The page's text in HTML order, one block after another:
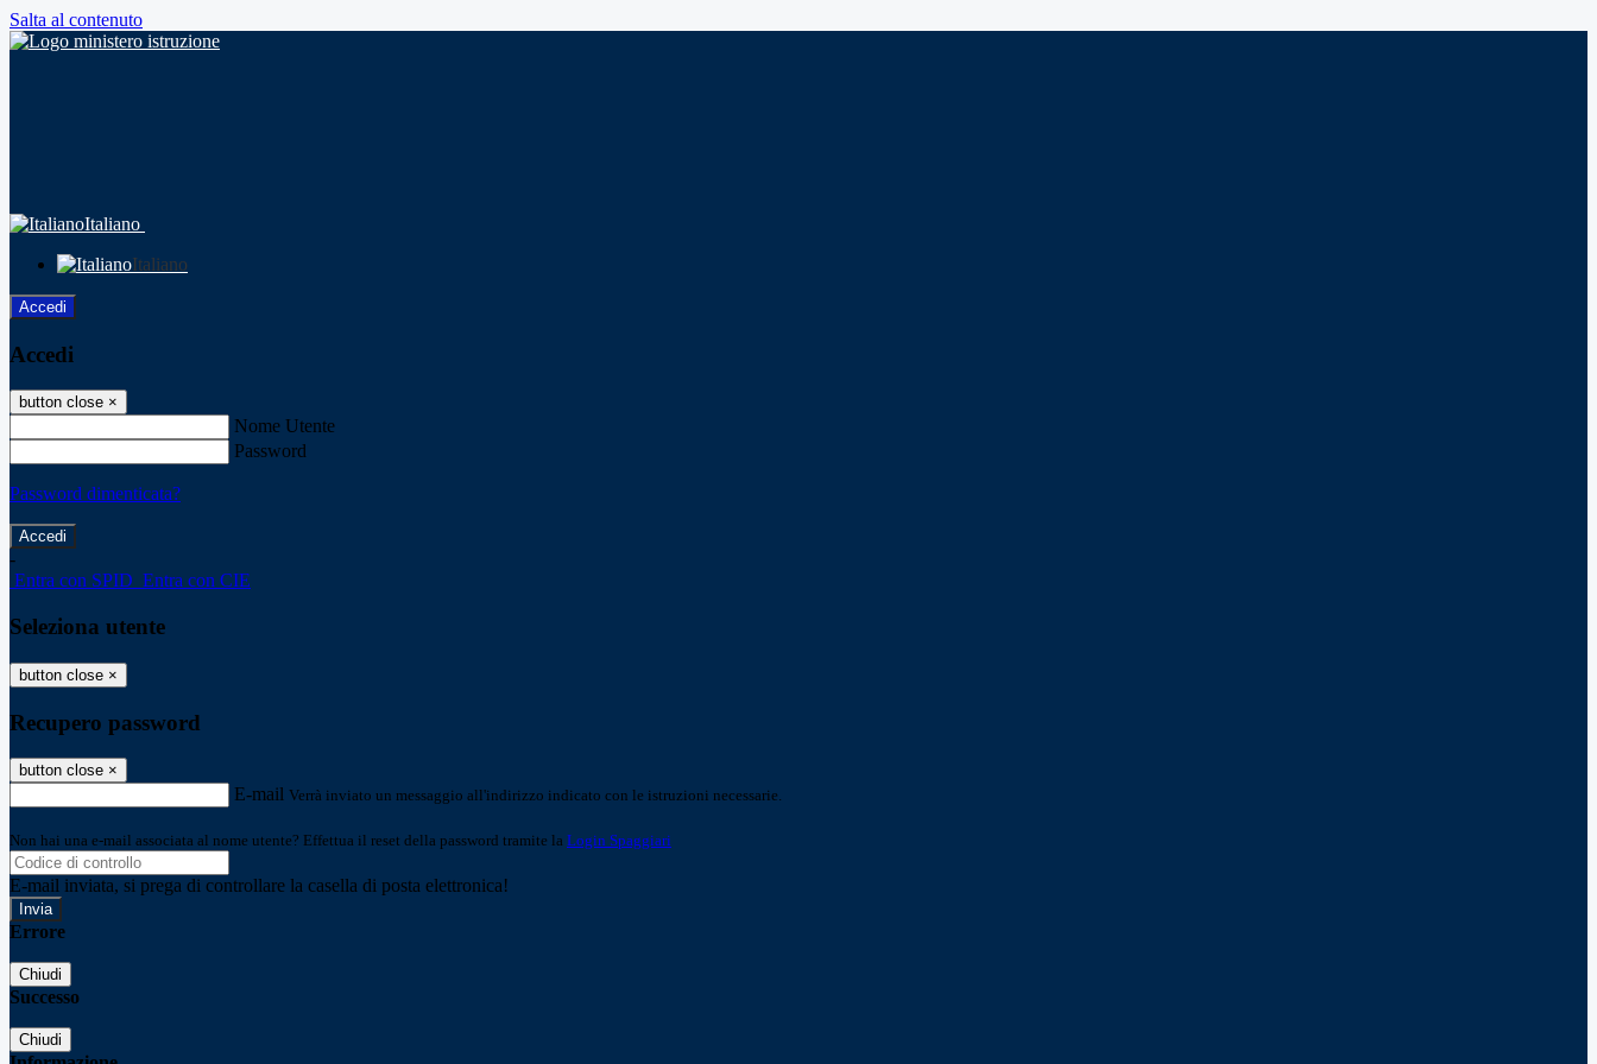
Salta al contenuto
Italiano
Italiano
Accedi
Accedi
button close ×
Nome Utente
Password
Password dimenticata?
-
Entra con SPID Entra con CIE
Seleziona utente
button close ×
Recupero password
button close ×
E-mail Verrà inviato un messaggio all'indirizzo indicato con le istruzioni necessarie.
Non hai una e-mail associata al nome utente? Effettua il reset della password tramite la Login Spaggiari
E-mail inviata, si prega di controllare la casella di posta elettronica!
Errore
Chiudi
Successo
Chiudi